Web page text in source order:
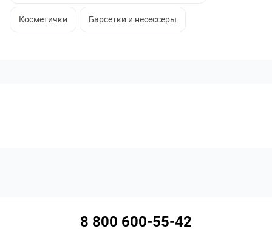
Косметички Барсетки и несессеры
8 800 600-55-42